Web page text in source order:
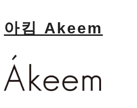
아킴 Akeem